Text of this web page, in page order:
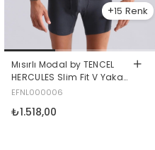
15
Mısırlı Modal by TENCEL
HERCULES Slim Fit V Yaka
Uzun Kollu Fanila / T-Shirt
EFNL000006
₺1.518,00